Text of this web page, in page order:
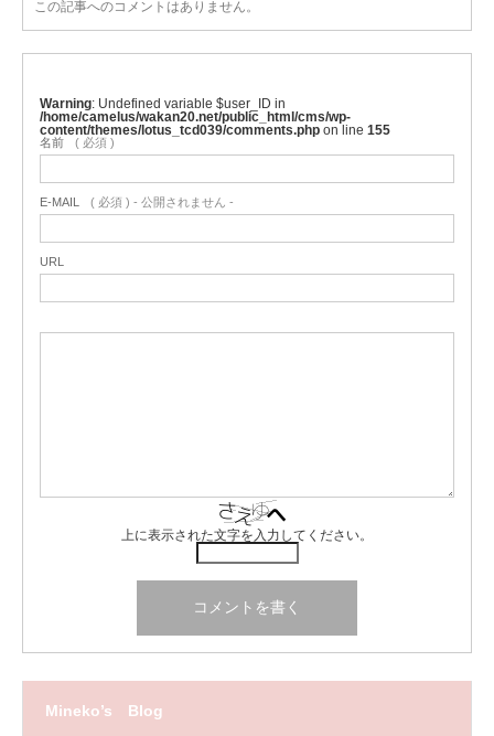
この記事へのコメントはありません。
Warning : Undefined variable $user_ID in
/home/camelus/wakan20.net/public_html/cms/wp-
content/themes/lotus_tcd039/comments.php on line 155
名前 ( 必須 )
E-MAIL ( 必須 ) - 公開されません -
URL
上に表示された文字を入力してください。
Mineko’s Blog